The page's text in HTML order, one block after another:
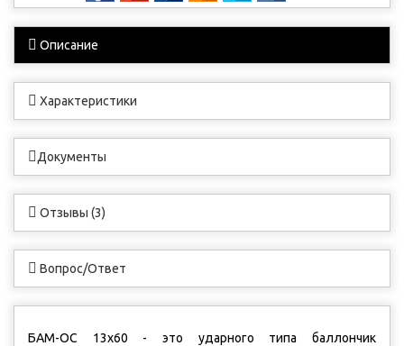
Описание
Характеристики
Документы
Отзывы (3)
Вопрос/Ответ
БАМ-ОС 13x60 - это ударного типа баллончик